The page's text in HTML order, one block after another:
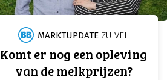
MARKTUPDATE ZUIVEL
Komt er nog een opleving
van de melkprijzen?